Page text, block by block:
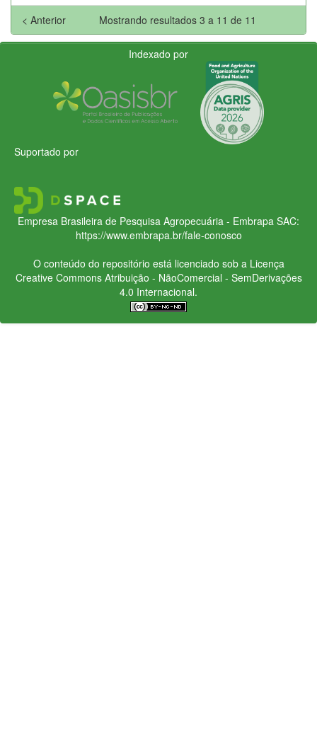
Mostrando resultados 3 a 11 de 11
< Anterior
Indexado por
Suportado por
Empresa Brasileira de Pesquisa Agropecuária - Embrapa SAC:
https://www.embrapa.br/fale-conosco
O conteúdo do repositório está licenciado sob a Licença
Creative CommonsAtribuição - NãoComercial - SemDerivações
4.0 Internacional.